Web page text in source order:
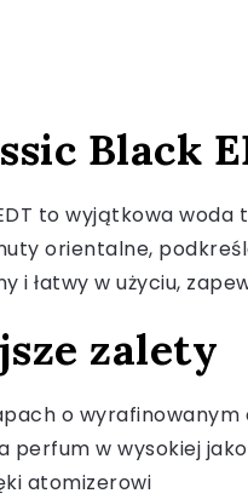
Black
to wyjątkowa
orientalne,
i łatwy w użyciu,
zalety
o
perfum w wysokiej
atomizerowi